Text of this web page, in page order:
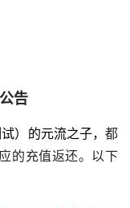
告
）的元流之子， 都
的充值返还。以下